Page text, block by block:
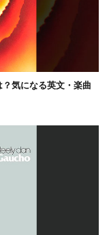
気になる英文・楽曲